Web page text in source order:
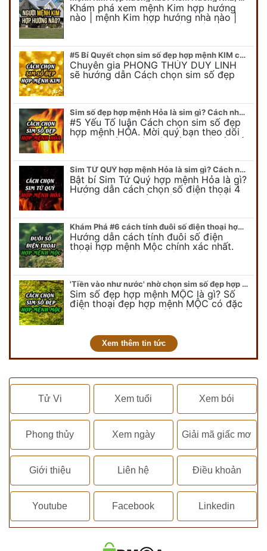
Khám phá xem mệnh Kim hợp hướng
nào | mệnh Kim hợp hướng nhà nào |
mệnh Kim kê giường hướng nào | mệnh
#5 Bí Quyết chọn sim số đẹp hợp mệnh KIM chuẩn xác nhất
Chuyên gia PHONG THỦY DUY LINH
sẽ hướng dẫn Cách chọn sim số đẹp
hợp mệnh KIM. Mời quý bạn theo dõi
Sim số đẹp hợp mệnh Hỏa là sim gì? Cách nhận biết sim đẹp hợp mệnh Hỏa
#5 Yếu Tố luận Cách chọn sim số đẹp
hợp mệnh HỎA. Mời quý bạn theo dõi
bài viết để có cái nhìn tổng quát về số
Sim TỨ QUÝ hợp mệnh Hỏa là sim gì? Cách nhận biết sim tứ quý hợp mệnh Hỏa
Bật bí Sim Tứ Quý hợp mệnh Hỏa là gì?
Hướng dẫn cách chọn số điện thoại 4
quý hợp mệnh Hỏa chính xác nhất.
Khám Phá #6 cách tính đuôi số điện thoại hợp mệnh Mộc
Hướng dẫn cách tính đuôi số điện
thoại hợp mệnh Mộc chính xác nhất.
Cách chọn đuôi sim điện thoại hợp
chuyên…
'Tiền vào như nước' nhờ chọn sim số đẹp hợp mệnh MỘC
Sim số đẹp hợp mệnh MỘC là gì? Số
điện thoại đẹp hợp mệnh MỘC có đặc
điểm ra sao? Dưới góc nhìn chuyên gia
Xem thêm tin tức
Tử Vi Xem tuổi Xem bói
Phong thủy Xem ngày Giải mã giấc mơ
Giới thiệu Liên hệ Điều khoản
Youtube Facebook Linkedin